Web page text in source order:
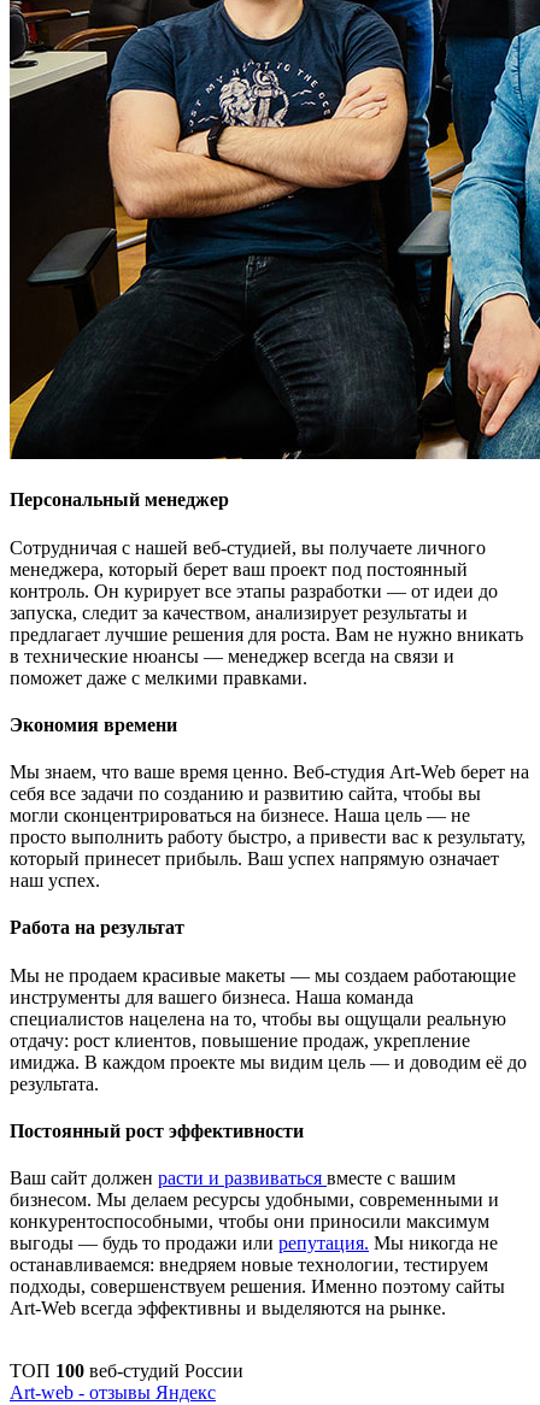
Персональный менеджер
Сотрудничая с нашей веб-студией, вы получаете личного
менеджера, который берет ваш проект под постоянный
контроль. Он курирует все этапы разработки — от идеи до
запуска, следит за качеством, анализирует результаты и
предлагает лучшие решения для роста. Вам не нужно вникать
в технические нюансы — менеджер всегда на связи и
поможет даже с мелкими правками.
Экономия времени
Мы знаем, что ваше время ценно. Веб-студия Art-Web берет на
себя все задачи по созданию и развитию сайта, чтобы вы
могли сконцентрироваться на бизнесе. Наша цель — не
просто выполнить работу быстро, а привести вас к результату,
который принесет прибыль. Ваш успех напрямую означает
наш успех.
Работа на результат
Мы не продаем красивые макеты — мы создаем работающие
инструменты для вашего бизнеса. Наша команда
специалистов нацелена на то, чтобы вы ощущали реальную
отдачу: рост клиентов, повышение продаж, укрепление
имиджа. В каждом проекте мы видим цель — и доводим её до
результата.
Постоянный рост эффективности
Ваш сайт должен расти и развиваться вместе с вашим
бизнесом. Мы делаем ресурсы удобными, современными и
конкурентоспособными, чтобы они приносили максимум
выгоды — будь то продажи или репутация. Мы никогда не
останавливаемся: внедряем новые технологии, тестируем
подходы, совершенствуем решения. Именно поэтому сайты
Art-Web всегда эффективны и выделяются на рынке.
ТОП 100 веб-студий России
Art-web - отзывы Яндекс